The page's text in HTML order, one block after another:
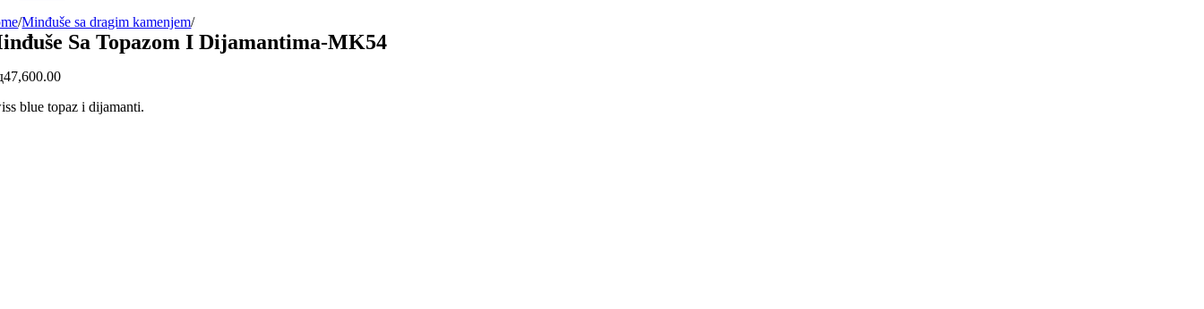
/Minđuše sa dragim kamenjem/
Sa Topazom I Dijamantima-MK54
47,600.00
blue topaz i dijamanti.